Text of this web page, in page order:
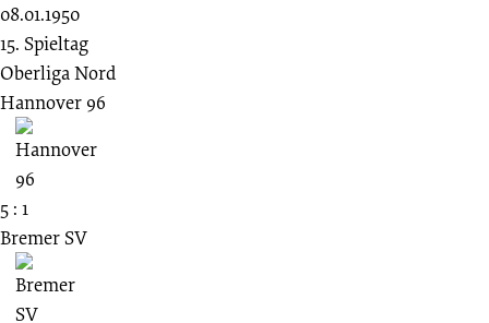
08.01.1950
15. Spieltag
Oberliga Nord
Hannover 96
5 : 1
Bremer SV